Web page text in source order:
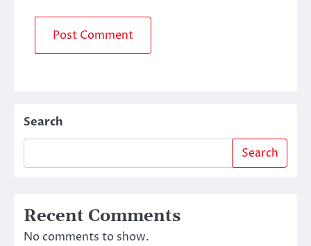
Search
Search
Recent Comments
No comments to show.